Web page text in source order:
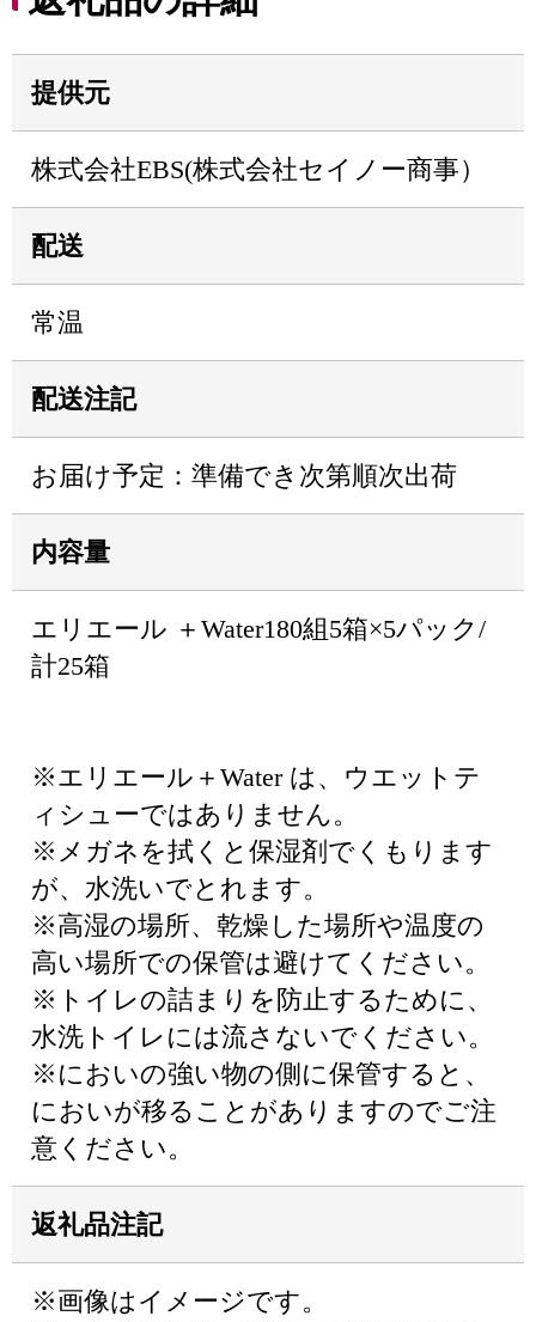
提供元
株式会社EBS(株式会社セイノー商事）
配送
常温
配送注記
お届け予定：準備でき次第順次出荷
内容量
エリエール ＋Water180組5箱×5パック/
計25箱
※エリエール＋Water は、ウエットテ
ィシューではありません。
※メガネを拭くと保湿剤でくもります
が、水洗いでとれます。
※高湿の場所、乾燥した場所や温度の
高い場所での保管は避けてください。
※トイレの詰まりを防止するために、
水洗トイレには流さないでください。
※においの強い物の側に保管すると、
においが移ることがありますのでご注
意ください。
返礼品注記
※画像はイメージです。